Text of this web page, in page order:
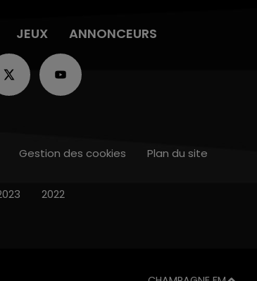
JEUX ANNONCEURS
Gestion des cookies Plan du site
2022